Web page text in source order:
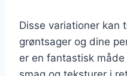
Disse variationer kan
grøntsager og dine
er en fantastisk